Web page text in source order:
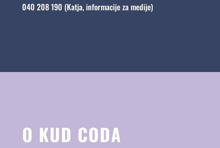
040 208 190 (Katja, informacije za medije)
O KUD CODA